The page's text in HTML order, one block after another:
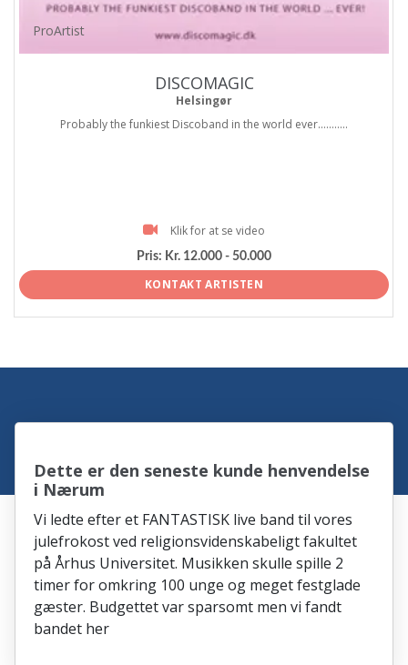
ProArtist
DISCOMAGIC
Helsingør
Probably the funkiest Discoband in the world ever...........
Klik for at se video
Pris: Kr. 12.000 - 50.000
KONTAKT ARTISTEN
Dette er den seneste kunde henvendelse
i Nærum
Vi ledte efter et FANTASTISK live band til vores
julefrokost ved religionsvidenskabeligt fakultet
på Århus Universitet. Musikken skulle spille 2
timer for omkring 100 unge og meget festglade
gæster. Budgettet var sparsomt men vi fandt
bandet her